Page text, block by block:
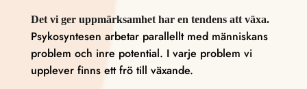
Det vi ger uppmärksamhet har en tendens att växa.
Psykosyntesen arbetar parallellt med människans
problem och inre potential. I varje problem vi
upplever finns ett frö till växande.